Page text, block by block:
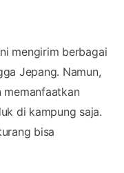
mengirim berbagai
Jepang. Namun,
memanfaatkan
di kampung saja.
bisa